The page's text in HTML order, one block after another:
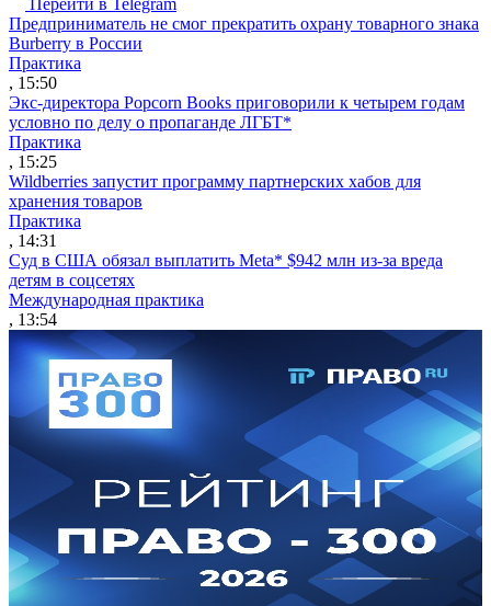
Перейти в Telegram
Предприниматель не смог прекратить охрану товарного знака
Burberry в России
Практика
, 15:50
Экс-директора Popcorn Books приговорили к четырем годам
условно по делу о пропаганде ЛГБТ*
Практика
, 15:25
Wildberries запустит программу партнерских хабов для
хранения товаров
Практика
, 14:31
Суд в США обязал выплатить Meta* $942 млн из-за вреда
детям в соцсетях
Международная практика
, 13:54